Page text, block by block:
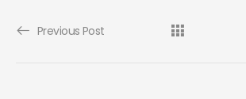
Previous Post